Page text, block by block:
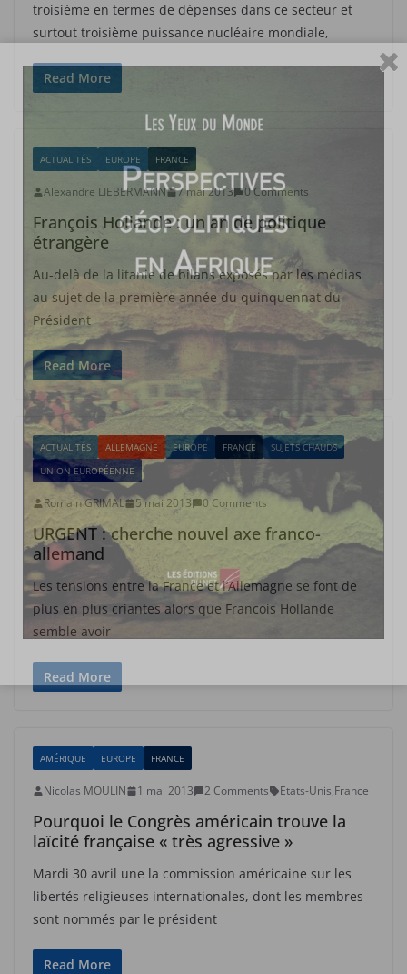
troisième en termes de dépenses dans ce secteur et
surtout troisième puissance nucléaire mondiale,
Read More
ACTUALITÉS EUROPE FRANCE
Alexandre LIEBERMANN 7 mai 2013 0 Comments
François Hollande : un an de politique
étrangère
Au-delà de la litanie de bilans exposés par les médias
au sujet de la première année du quinquennat du
Président
Read More
ACTUALITÉS ALLEMAGNE EUROPE FRANCE
SUJETS CHAUDS
UNION EUROPÉENNE
Romain GRIMAL 5 mai 2013 0 Comments
URGENT : cherche nouvel axe franco-
allemand
Les tensions entre la France et l’Allemagne se font de
plus en plus criantes alors que Francois Hollande
semble avoir
Read More
AMÉRIQUE EUROPE FRANCE
Nicolas MOULIN 1 mai 2013 2 Comments Etats-Unis,France
Pourquoi le Congrès américain trouve la
laïcité française « très agressive »
Mardi 30 avril une la commission américaine sur les
libertés religieuses internationales, dont les membres
sont nommés par le président
Read More